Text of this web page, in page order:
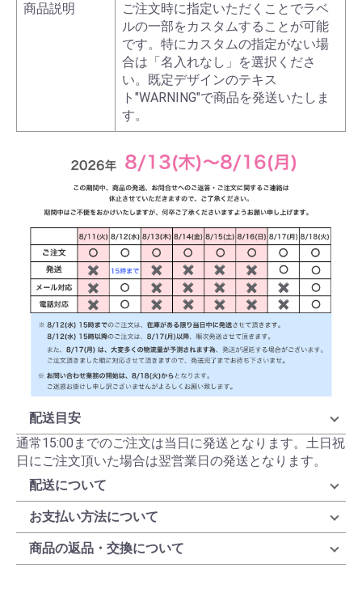
商品説明
ご注文時に指定いただくことでラベ
ルの一部をカスタムすることが可能
です。特にカスタムの指定がない場
合は「名入れなし」を選択くださ
い。既定デザインのテキス
ト"WARNING"で商品を発送いたしま
す。
配送目安
通常15:00までのご注文は当日に発送となります。土日祝
日にご注文頂いた場合は翌営業日の発送となります。
配送について
お支払い方法について
商品の返品・交換について